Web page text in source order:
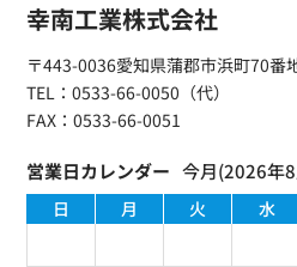
幸南工業株式会社
〒443-0036愛知県蒲郡市浜町70番
TEL：0533-66-0050（代）
FAX：0533-66-0051
今月(2026年
日 月 火 水